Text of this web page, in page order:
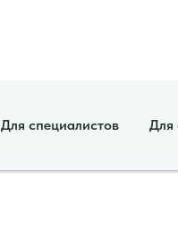
Для специалистов Для